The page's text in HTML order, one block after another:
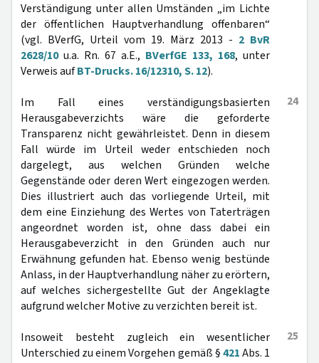
Verständigung unter allen Umständen „im Lichte
der öffentlichen Hauptverhandlung offenbaren“
(vgl. BVerfG, Urteil vom 19. März 2013 - 2 BvR
2628/10u.a. Rn. 67 a.E., BVerfGE 133, 168, unter
Verweis aufBT-Drucks. 16/12310, S. 12).
24
Im Fall eines verständigungsbasierten
Herausgabeverzichts wäre die geforderte
Transparenz nicht gewährleistet. Denn in diesem
Fall würde im Urteil weder entschieden noch
dargelegt, aus welchen Gründen welche
Gegenstände oder deren Wert eingezogen werden.
Dies illustriert auch das vorliegende Urteil, mit
dem eine Einziehung des Wertes von Taterträgen
angeordnet worden ist, ohne dass dabei ein
Herausgabeverzicht in den Gründen auch nur
Erwähnung gefunden hat. Ebenso wenig bestünde
Anlass, in der Hauptverhandlung näher zu erörtern,
auf welches sichergestellte Gut der Angeklagte
aufgrund welcher Motive zu verzichten bereit ist.
25
Insoweit besteht zugleich ein wesentlicher
Unterschied zu einem Vorgehen gemäß §421Abs. 1